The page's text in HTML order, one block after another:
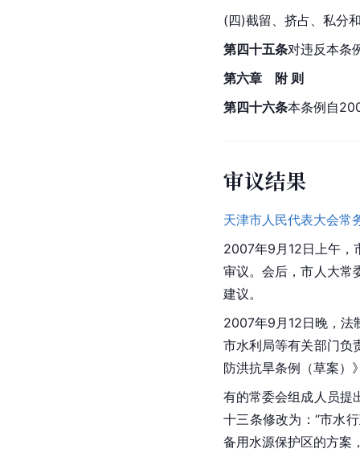
(四)截留、挤占、私分
第四十五条对违反本条
第六章　附 则
第四十六条本条例自
审议结果
天津市人民代表大会常
2007年9月12日上午，
审议。会后，市人大常
建议。
2007年9月12日晚，法
市水利局等有关部门负
防洪抗旱条例（草案）
有的常委会组成人员提
十三条修改为：“市水
备用水源保护区的方案